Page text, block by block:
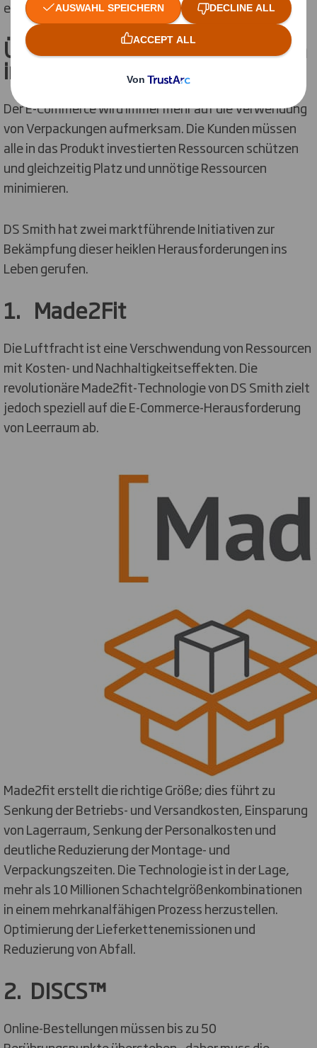
eine gute Nachhaltigkeit sinnvoll.
Übersetzung unserer Prinzipien
im E-Commerce
Der E-Commerce wird immer mehr auf die Verwendung
von Verpackungen aufmerksam. Die Kunden müssen
alle in das Produkt investierten Ressourcen schützen
und gleichzeitig Platz und unnötige Ressourcen
minimieren.
DS Smith hat zwei marktführende Initiativen zur
Bekämpfung dieser heiklen Herausforderungen ins
Leben gerufen.
1. Made2Fit
Die Luftfracht ist eine Verschwendung von Ressourcen
mit Kosten- und Nachhaltigkeitseffekten. Die
revolutionäre Made2fit-Technologie von DS Smith zielt
jedoch speziell auf die E-Commerce-Herausforderung
von Leerraum ab.
Made2fit erstellt die richtige Größe; dies führt zu
Senkung der Betriebs- und Versandkosten, Einsparung
von Lagerraum, Senkung der Personalkosten und
deutliche Reduzierung der Montage- und
Verpackungszeiten. Die Technologie ist in der Lage,
mehr als 10 Millionen Schachtelgrößenkombinationen
in einem mehrkanalfähigen Prozess herzustellen.
Optimierung der Lieferkettenemissionen und
Reduzierung von Abfall.
2. DISCS™
Online-Bestellungen müssen bis zu 50